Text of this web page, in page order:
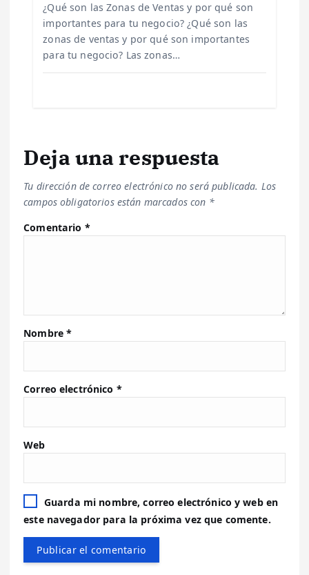
¿Qué son las Zonas de Ventas y por qué son
importantes para tu negocio? ¿Qué son las
zonas de ventas y por qué son importantes
para tu negocio? Las zonas…
Deja una respuesta
Tu dirección de correo electrónico no será publicada. Los
campos obligatorios están marcados con *
Comentario *
Nombre*
Correo electrónico *
Web
Guarda mi nombre, correo electrónico y web en
este navegador para la próxima vez que comente.